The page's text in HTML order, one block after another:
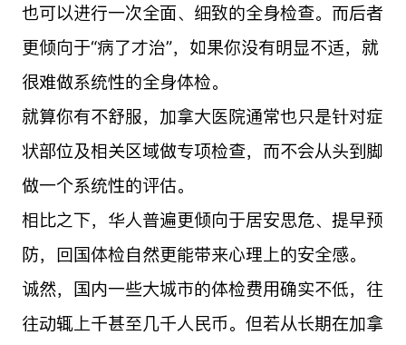
也可以进行一次全面、细致的全身检查。而后者
更倾向于“病了才治”，如果你没有明显不适，就
很难做系统性的全身体检。
就算你有不舒服，加拿大医院通常也只是针对症
状部位及相关区域做专项检查，而不会从头到脚
做一个系统性的评估。
相比之下，华人普遍更倾向于居安思危、提早预
防，回国体检自然更能带来心理上的安全感。
诚然，国内一些大城市的体检费用确实不低，往
往动辄上千甚至几千人民币。但若从长期在加拿